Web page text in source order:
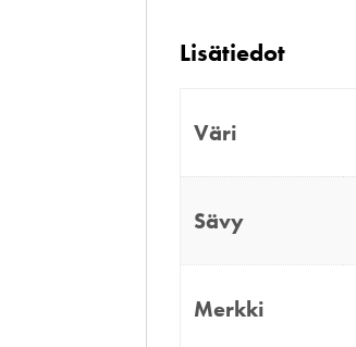
Lisätiedot
Väri
Sävy
Merkki